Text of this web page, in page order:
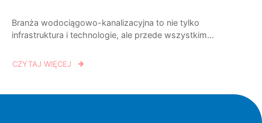
Branża wodociągowo-kanalizacyjna to nie tylko
infrastruktura i technologie, ale przede wszystkim...
CZYTAJ WIĘCEJ